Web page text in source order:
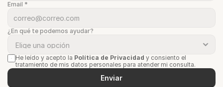
Email *
¿En qué te podemos ayudar?
He leído y acepto la Política de Privacidad y consiento el
tratamiento de mis datos personales para atender mi consulta.
Enviar